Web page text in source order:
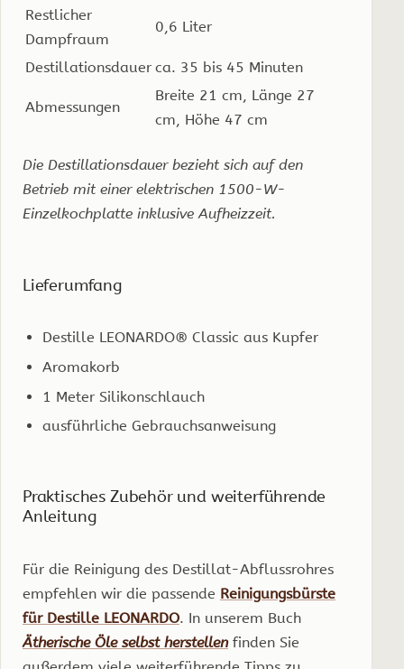
Restlicher
Dampfraum
0,6 Liter
Destillationsdauer ca. 35 bis 45 Minuten
Abmessungen
Breite 21 cm, Länge 27
cm, Höhe 47 cm
Die Destillationsdauer bezieht sich auf den
Betrieb mit einer elektrischen 1500-W-
Einzelkochplatte inklusive Aufheizzeit.
Lieferumfang
Destille LEONARDO® Classic aus Kupfer
Aromakorb
1 Meter Silikonschlauch
ausführliche Gebrauchsanweisung
Praktisches Zubehör und weiterführende
Anleitung
Für die Reinigung des Destillat-Abflussrohres
empfehlen wir die passende Reinigungsbürste
für Destille LEONARDO. In unserem Buch
Ätherische Öle selbst herstellenfinden Sie